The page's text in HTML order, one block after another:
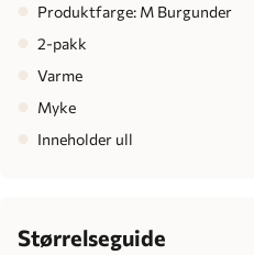
Produktfarge: M Burgunder
2-pakk
Varme
Myke
Inneholder ull
Størrelseguide